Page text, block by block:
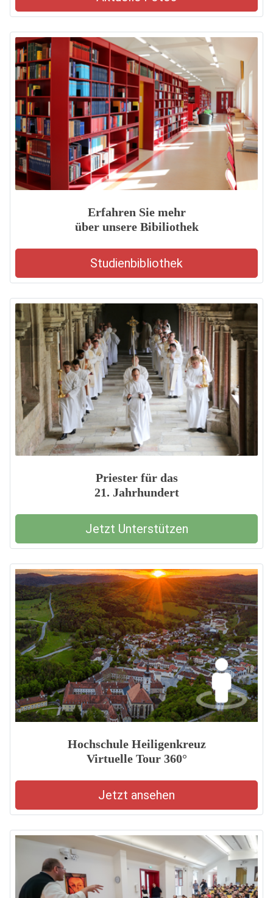
Erfahren Sie mehr
über unsere Bibiliothek
Studienbibliothek
Priester für das
21. Jahrhundert
Jetzt Unterstützen
Hochschule Heiligenkreuz
Virtuelle Tour 360°
Jetzt ansehen